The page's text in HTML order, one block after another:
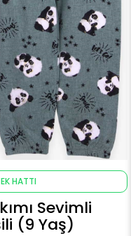
HATTI
Sevimli
(9 Yaş)